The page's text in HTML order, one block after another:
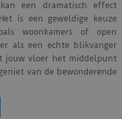
een dramatisch effect
is een geweldige keuze
woonkamers of open
als een echte blikvanger
jouw vloer het middelpunt
van de bewonderende